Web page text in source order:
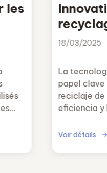
les
18/03/2025
La
papel clave
reciclaje de
eficiencia y
blockchain
Voir détails